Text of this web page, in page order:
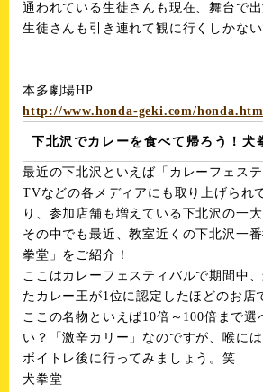
通われている生徒さんも現在、舞台で出
生徒さんも引き連れて観に行くしかない
本多劇場HP
http://www.honda-geki.com/
下北沢でカレーを食べて帰ろう！犬
最近の下北沢といえば「カレーフェステ
TVなどの各メディアにも取り上げられ
り、参加店舗も増えている下北沢の一大
その中でも最近、教室近くの下北沢一
拳堂」をご紹介！
ここはカレーフェスティバルで期間中
たカレー王が1位に認定したほどのお店
ここの名物といえば10倍～100倍まで選
い？「激辛カリー」なのですが、喉に
ボイトレ後に行ってみましょう。笑
犬拳堂